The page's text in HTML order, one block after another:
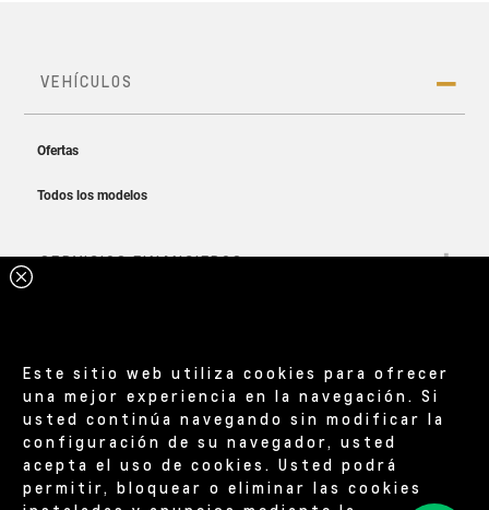
Este sitio web utiliza cookies para ofrecer
una mejor experiencia en la navegación. Si
usted continúa navegando sin modificar la
configuración de su navegador, usted
acepta el uso de cookies. Usted podrá
permitir, bloquear o eliminar las cookies